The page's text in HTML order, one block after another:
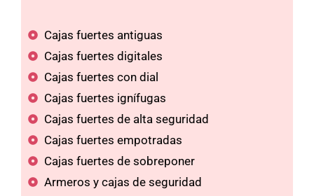
Cajas fuertes antiguas
Cajas fuertes digitales
Cajas fuertes con dial
Cajas fuertes ignífugas
Cajas fuertes de alta seguridad
Cajas fuertes empotradas
Cajas fuertes de sobreponer
Armeros y cajas de seguridad